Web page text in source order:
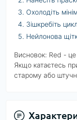
Охолодіть
Зішкребіть
Нейлонова
Висновок: Red - це
Якщо катаєтесь
старому або